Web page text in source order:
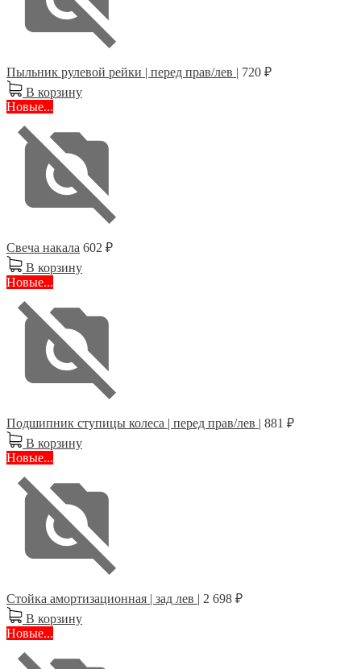
Пыльник рулевой рейки | перед прав/лев | 720 ₽
В корзину
Новые...
Свеча накала 602 ₽
В корзину
Новые...
Подшипник ступицы колеса | перед прав/лев | 881 ₽
В корзину
Новые...
Стойка амортизационная | зад лев | 2 698 ₽
В корзину
Новые...